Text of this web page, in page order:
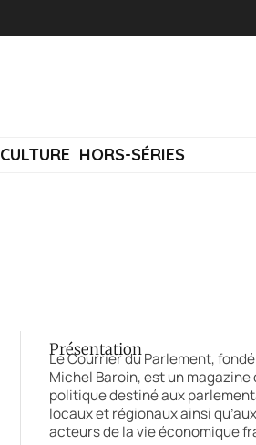
CULTURE HORS-SÉRIES
Présentation
Le Courrier du Parlement,
Michel Baroin, est un magazine
politique destiné aux
locaux et régionaux ainsi
acteurs de la vie économique